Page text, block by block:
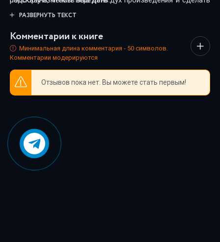
прослушивание максимально комфортным. Новинки и
истории - мы собрали всё, чтобы каждый нашёл книгу по
душе.
РАЗВЕРНУТЬ ТЕКСТ
Комментарии к книге
Минимальная длина комментария - 50 символов.
Комментарии модерируются
Отзывов пока нет. Вы можете стать первым!